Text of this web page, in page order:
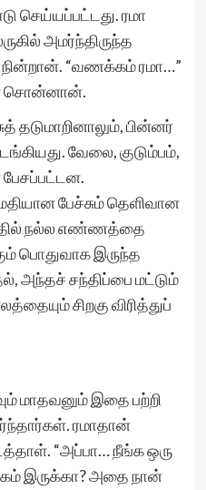
செய்யப்பட்டது. ரமா
அமர்ந்திருந்த
நின்றான். “வணக்கம் ரமா…”
சொன்னான்.
தடுமாறினாலும், பின்னர்
வேலை, குடும்பம்,
பேசப்பட்டன.
பேச்சும் தெளிவான
நல்ல எண்ணத்தை
பொதுவாக இருந்த
அந்தச் சந்திப்பை மட்டும்
சிறகு விரித்துப்
மாதவனும் இதை பற்றி
ரமாதான்
“அப்பா… நீங்க ஒரு
இருக்கா? அதை நான்